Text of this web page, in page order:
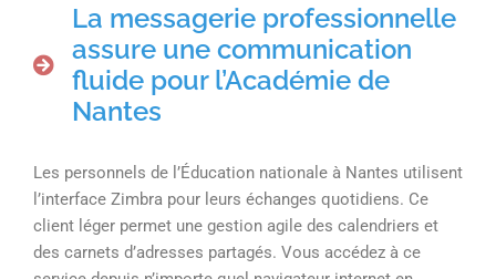
La messagerie professionnelle
assure une communication
fluide pour l’Académie de
Nantes
Les personnels de l’Éducation nationale à Nantes utilisent
l’interface Zimbra pour leurs échanges quotidiens. Ce
client léger permet une gestion agile des calendriers et
des carnets d’adresses partagés. Vous accédez à ce